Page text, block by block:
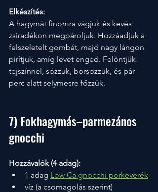
Elkészítés:
A hagymát finomra vágjuk és kevés
zsiradékon megpároljuk. Hozzáadjuk a
felszeletelt gombát, majd nagy lángon
pirítjuk, amíg levet enged. Felöntjük
tejszínnel, sózzuk, borsozzuk, és pár
perc alatt selymesre főzzük.
7) Fokhagymás–parmezános
gnocchi
Hozzávalók (4 adag):
1 adag Low Ca gnocchi porkeverék
víz (a csomagolás szerint)